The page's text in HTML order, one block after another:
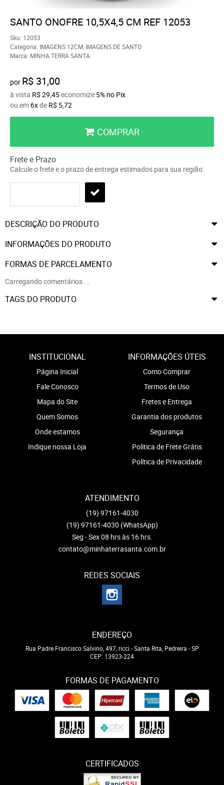
SANTO ONOFRE 10,5X4,5 CM REF 12053
Sku: 12053
Categoria: IMAGENS 12CM IMAGENS DE SANTO
Marca: MINHA TERRA SANTA
por R$ 31,00
à vista R$ 29,45economize 5% no Pix
ou em 6xde R$ 5,72
COMPRAR
Frete e Prazo
Calcule o frete e o prazo de entrega estimados para sua região:
DESCRIÇÃO DO PRODUTO
INFORMAÇÕES DO PRODUTO
FORMAS DE PARCELAMENTO
Carregando comentários ...
TAGS DO PRODUTO
INSTITUCIONAL
Página Inicial
Fale Conosco
Mapa do Site
Quem Somos
Onde estamos
Indique nossa Loja
INFORMAÇÕES ÚTEIS
Como Comprar
Termos de Uso
Fretes e Entrega
Garantia dos produtos
Segurança
Politica de Frete Grátis
Política de Privacidade
ATENDIMENTO
(19) 97161-4030
(19) 97161-4030 (WhatsApp)
Seg - Sex 08 hrs às 16 hrs.
contato@minhaterrasanta.com.br
REDES SOCIAIS
ENDEREÇO
Rua Padre Francisco Salvino, 497, ricci -Santa Rita, Pedreira -SP
CEP: 13923-224
FORMAS DE PAGAMENTO
CERTIFICADOS